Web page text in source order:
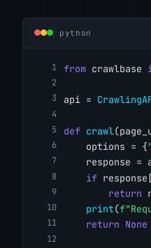
python
from crawlbase
api =
def crawl
    options = {
response =
if response[
return
print(
return None